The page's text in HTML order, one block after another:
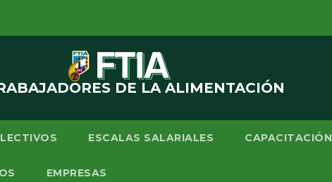
DE LA ALIMENTACIÓN
ESCALAS SALARIALES CAPACITACIÓN
EMPRESAS